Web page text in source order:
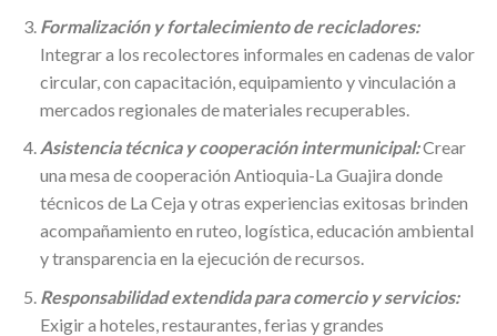
Formalización y fortalecimiento de recicladores:
Integrar a los recolectores informales en cadenas de valor
circular, con capacitación, equipamiento y vinculación a
mercados regionales de materiales recuperables.
Asistencia técnica y cooperación intermunicipal:Crear
una mesa de cooperación Antioquia-La Guajira donde
técnicos de La Ceja y otras experiencias exitosas brinden
acompañamiento en ruteo, logística, educación ambiental
y transparencia en la ejecución de recursos.
Responsabilidad extendida para comercio y servicios:
Exigir a hoteles, restaurantes, ferias y grandes